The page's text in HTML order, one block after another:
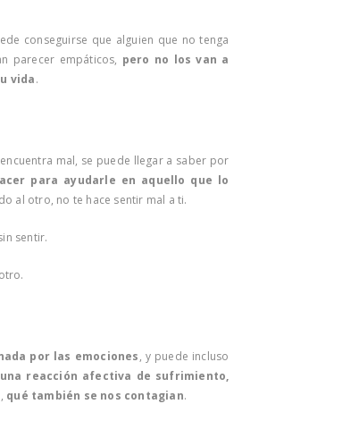
conseguirse que alguien que no tenga
parecer empáticos, pero no los van a
vida.
mal, se puede llegar a saber por
para ayudarle en aquello que lo
al otro, no te hace sentir mal a ti.
sentir.
por las emociones, y puede incluso
reacción afectiva de sufrimiento,
qué también se nos contagian.